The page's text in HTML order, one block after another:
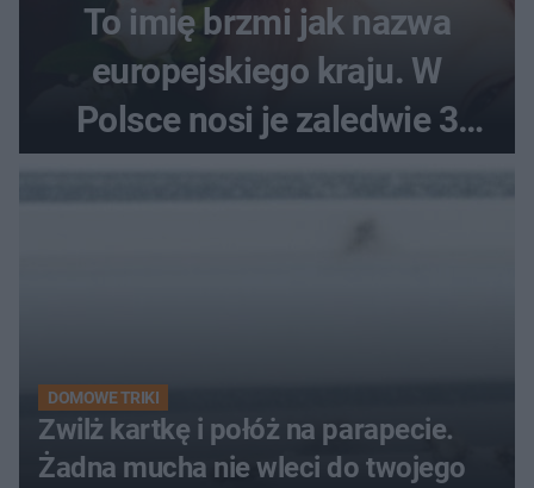
To imię brzmi jak nazwa
europejskiego kraju. W
Polsce nosi je zaledwie 3
DOMOWE TRIKI
Zwilż kartkę i połóż na parapecie.
Żadna mucha nie wleci do twojego